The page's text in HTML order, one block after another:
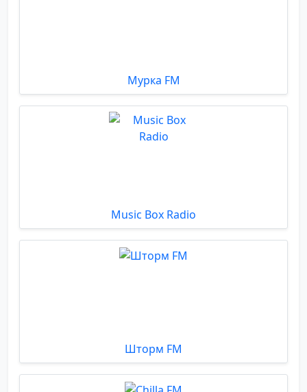
Мурка FM
Music Box Radio
Шторм FM